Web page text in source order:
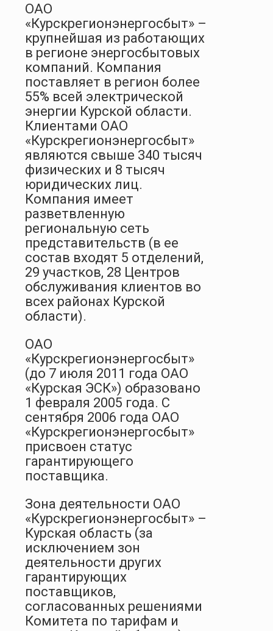
ОАО
«Курскрегионэнергосбыт» –
крупнейшая из работающих
в регионе энергосбытовых
компаний. Компания
поставляет в регион более
55% всей электрической
энергии Курской области.
Клиентами ОАО
«Курскрегионэнергосбыт»
являются свыше 340 тысяч
физических и 8 тысяч
юридических лиц.
Компания имеет
разветвленную
региональную сеть
представительств (в ее
состав входят 5 отделений,
29 участков, 28 Центров
обслуживания клиентов во
всех районах Курской
области).
ОАО
«Курскрегионэнергосбыт»
(до 7 июля 2011 года ОАО
«Курская ЭСК») образовано
1 февраля 2005 года. С
сентября 2006 года ОАО
«Курскрегионэнергосбыт»
присвоен статус
гарантирующего
поставщика.
Зона деятельности ОАО
«Курскрегионэнергосбыт» –
Курская область (за
исключением зон
деятельности других
гарантирующих
поставщиков,
согласованных решениями
Комитета по тарифам и